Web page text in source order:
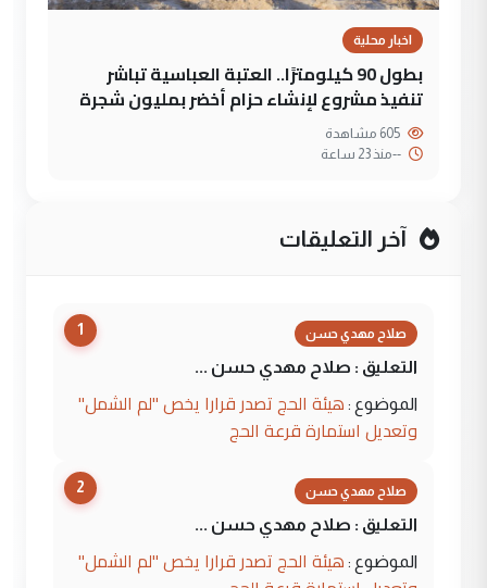
اخبار محلية
بطول 90 كيلومترًا.. العتبة العباسية تباشر
تنفيذ مشروع لإنشاء حزام أخضر بمليون شجرة
--منذ 23 ساعة
آخر التعليقات
1 صلاح مهدي حسن
التعليق : صلاح مهدي حسن ...
الموضوع : هيئة الحج تصدر قرارا يخص "لم الشمل"
وتعديل استمارة قرعة الحج
2 صلاح مهدي حسن
التعليق : صلاح مهدي حسن ...
الموضوع : هيئة الحج تصدر قرارا يخص "لم الشمل"